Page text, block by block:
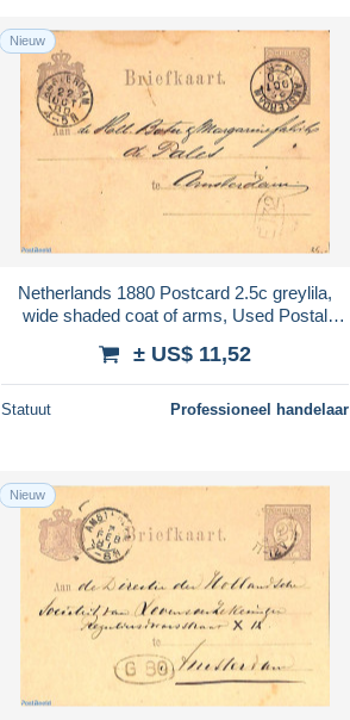
Nieuw
Netherlands 1880 Postcard 2.5c greylila,
wide shaded coat of arms, Used Postal
± US$ 11,52
Statuut Professioneel handelaar
Nieuw